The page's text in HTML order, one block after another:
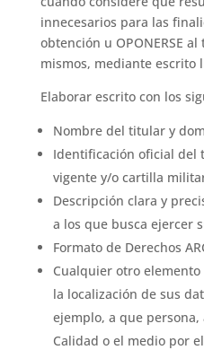
innecesarios para las
obtención u OPONERSE
mismos, mediante escrito
Elaborar escrito con los
Nombre del titular y
Identificación oficial del
vigente y/o cartilla
Descripción clara y
a los que busca ejercer
Formato de Derechos
Cualquier otro
la localización de sus
ejemplo, a que
Calidad o el medio por